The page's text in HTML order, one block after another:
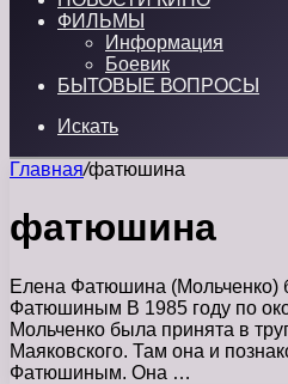
ФИЛЬМЫ
Информация
Боевик
БЫТОВЫЕ ВОПРОСЫ
Искать
Главная/фатюшина
фатюшина
Елена Фатюшина (Мольченко)
Фатюшиным В 1985 году по
Мольченко была принята в
Маяковского. Там она и
Фатюшиным. Она …